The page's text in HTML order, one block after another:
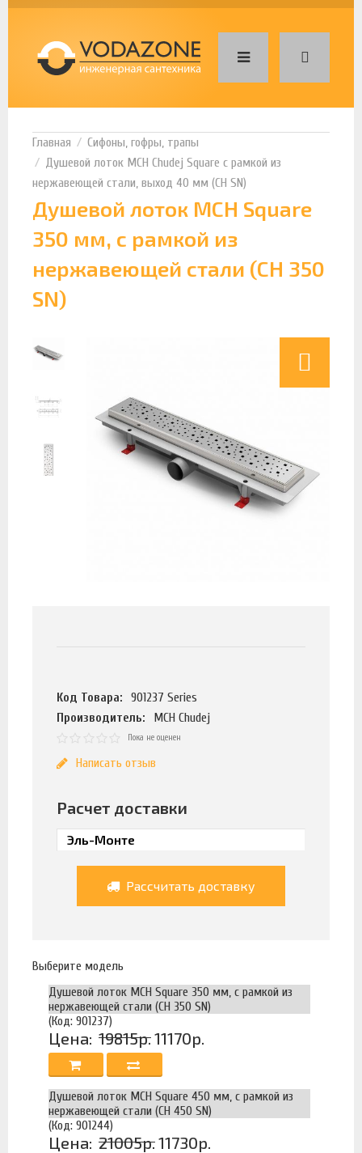
Сифоны, гофры, трапы
Душевой лоток MCH Chudej Square с рамкой из
нержавеющей стали, выход 40 мм (CH SN)
Душевой лоток MCH Square
350 мм, с рамкой из
нержавеющей стали (CH 350
SN)
Код Товара:
901237 Series
Производитель:
MCH Chudej
Пока не оценен
Написать отзыв
Расчет доставки
Рассчитать доставку
Выберите модель
Душевой лоток MCH Square 350 мм, с рамкой из
нержавеющей стали (CH 350 SN)
(Код: 901237)
Цена: 19815р.11170р.
Душевой лоток MCH Square 450 мм, с рамкой из
нержавеющей стали (CH 450 SN)
(Код: 901244)
Цена: 21005р.11730р.